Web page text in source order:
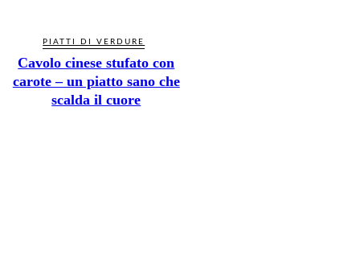
PIATTI DI VERDURE
Cavolo cinese stufato con
carote – un piatto sano che
scalda il cuore